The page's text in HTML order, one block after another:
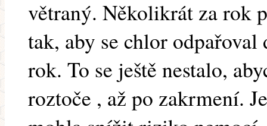
větraný. Několikrát za rok
tak, aby se chlor
rok. To se ještě nestalo,
roztoče , až po zakrmení.